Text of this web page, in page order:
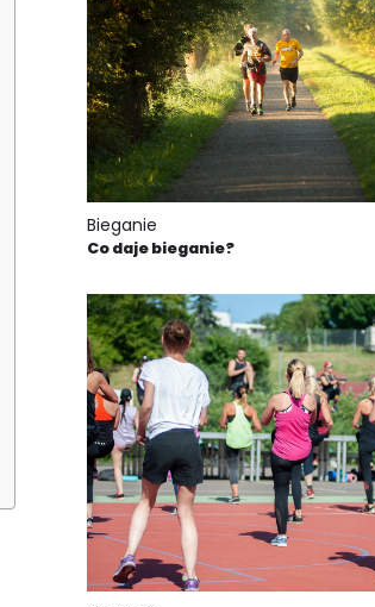
Bieganie
Co daje bieganie?